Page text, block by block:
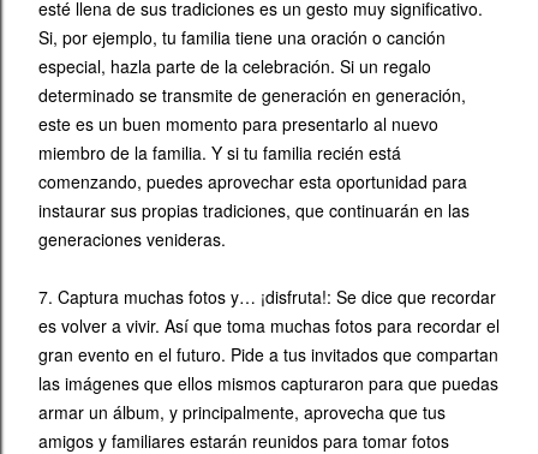
esté llena de sus tradiciones es un gesto muy significativo.
Si, por ejemplo, tu familia tiene una oración o canción
especial, hazla parte de la celebración. Si un regalo
determinado se transmite de generación en generación,
este es un buen momento para presentarlo al nuevo
miembro de la familia. Y si tu familia recién está
comenzando, puedes aprovechar esta oportunidad para
instaurar sus propias tradiciones, que continuarán en las
generaciones venideras.
7. Captura muchas fotos y… ¡disfruta!: Se dice que recordar
es volver a vivir. Así que toma muchas fotos para recordar el
gran evento en el futuro. Pide a tus invitados que compartan
las imágenes que ellos mismos capturaron para que puedas
armar un álbum, y principalmente, aprovecha que tus
amigos y familiares estarán reunidos para tomar fotos